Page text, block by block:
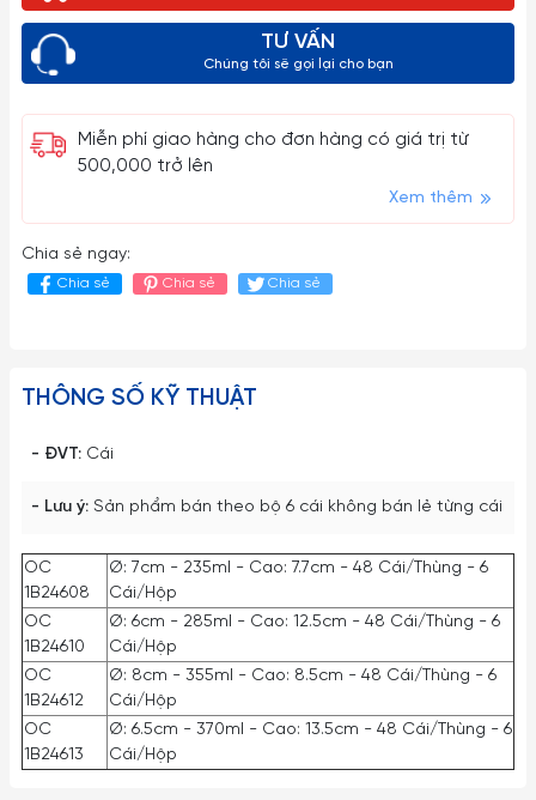
TƯ VẤN
Chúng tôi sẽ gọi lại cho bạn
Miễn phí giao hàng cho đơn hàng có giá trị từ
500,000 trở lên
Xem thêm
Chia sẻ ngay:
Chia sẻ Chia sẻ Chia sẻ
THÔNG SỐ KỸ THUẬT
- ĐVT: Cái
- Lưu ý: Sản phẩm bán theo bộ 6 cái không bán lẻ từng cái
OC
1B24608
Ø: 7cm - 235ml - Cao: 7.7cm - 48 Cái/Thùng - 6
Cái/Hộp
OC
1B24610
Ø: 6cm - 285ml - Cao: 12.5cm - 48 Cái/Thùng - 6
Cái/Hộp
OC
1B24612
Ø: 8cm - 355ml - Cao: 8.5cm - 48 Cái/Thùng - 6
Cái/Hộp
OC
1B24613
Ø: 6.5cm - 370ml - Cao: 13.5cm - 48 Cái/Thùng - 6
Cái/Hộp